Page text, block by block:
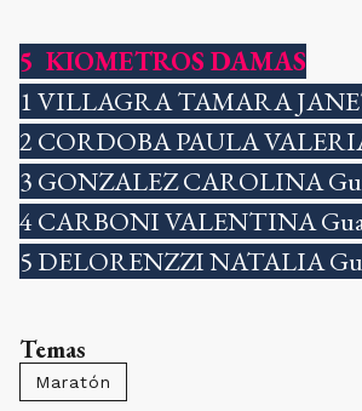
5 KIOMETROS DAMAS
1 VILLAGRA TAMARA
2 CORDOBA PAULA
3 GONZALEZ CAROLINA
4 CARBONI VALENTINA
5 DELORENZZI NATALIA
Temas
Maratón